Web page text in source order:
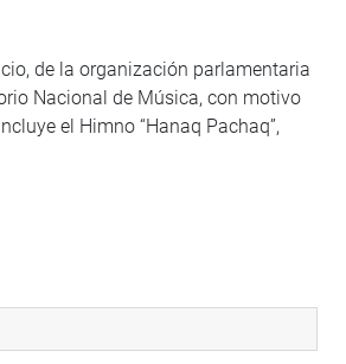
de la organización parlamentaria
Nacional de Música, con motivo
el Himno “Hanaq Pachaq”,